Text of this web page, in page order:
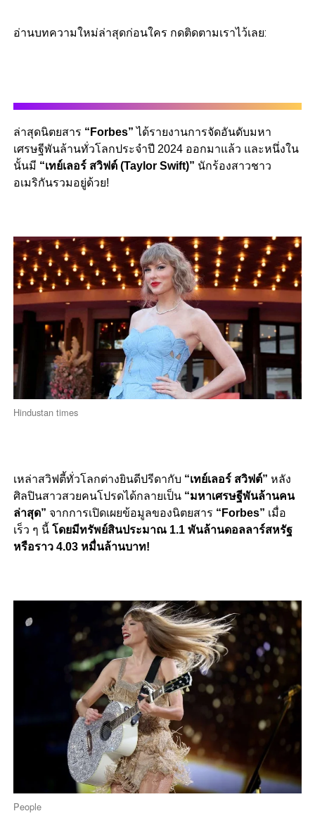
อ่านบทความใหม่ล่าสุดก่อนใคร กดติดตามเราไว้เลย:
ล่าสุดนิตยสาร “Forbes” ได้รายงานการจัดอันดับมหา
เศรษฐีพันล้านทั่วโลกประจำปี 2024 ออกมาแล้ว และหนึ่งใน
นั้นมี “เทย์เลอร์ สวิฟต์ (Taylor Swift)” นักร้องสาวชาว
อเมริกันรวมอยู่ด้วย!
Hindustan times
เหล่าสวิฟตี้ทั่วโลกต่างยินดีปรีดากับ “เทย์เลอร์ สวิฟต์” หลัง
ศิลปินสาวสวยคนโปรดได้กลายเป็น “มหาเศรษฐีพันล้านคน
ล่าสุด” จากการเปิดเผยข้อมูลของนิตยสาร “Forbes” เมื่อ
เร็ว ๆ นี้ โดยมีทรัพย์สินประมาณ 1.1 พันล้านดอลลาร์สหรัฐ
หรือราว 4.03 หมื่นล้านบาท!
People